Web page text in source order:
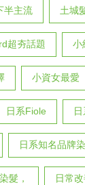
半主流 土城
超夯話題 小
小資女最愛
日系Fiole
日系知名品牌
髮， 日常